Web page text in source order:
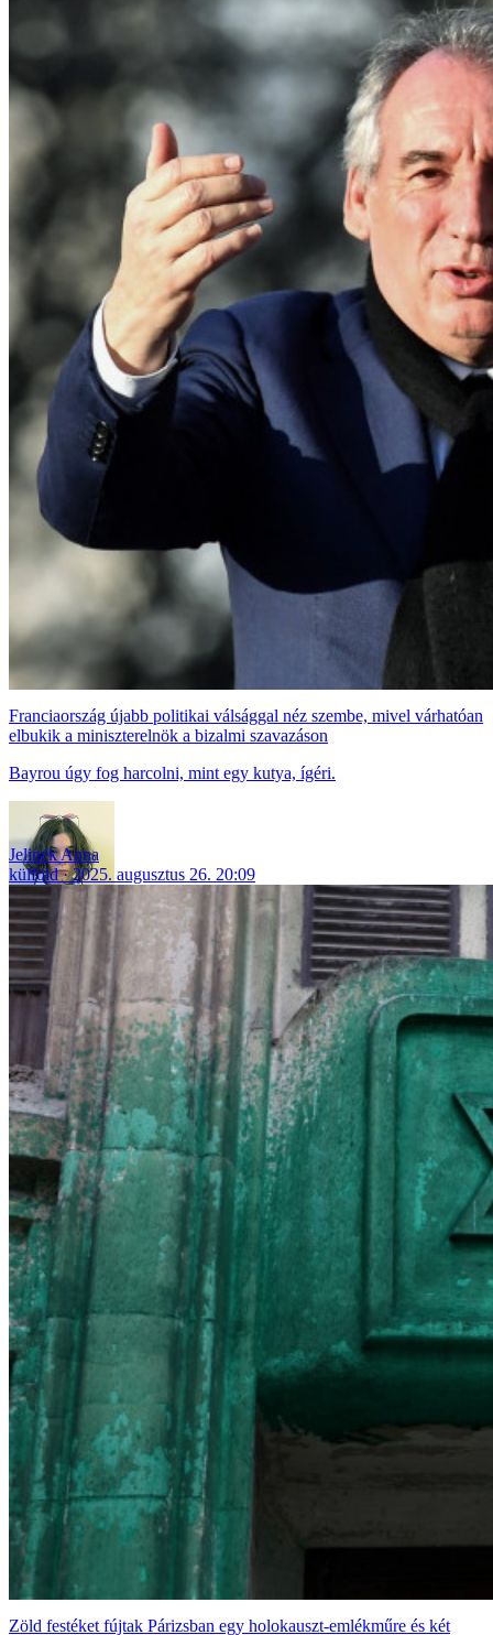
Franciaország újabb politikai válsággal néz szembe, mivel várhatóan
elbukik a miniszterelnök a bizalmi szavazáson
Bayrou úgy fog harcolni, mint egy kutya, ígéri.
Jelinek Anna
külföld
2025. augusztus 26. 20:09
Zöld festéket fújtak Párizsban egy holokauszt-emlékműre és két